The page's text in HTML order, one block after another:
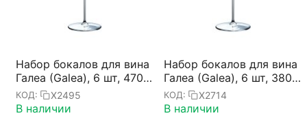
Набор бокалов для вина
Галеа (Galea), 6 шт, 470
мл, d=90 мм, h=230 мм,
Chef&Sommelier
КОД: X2495
В наличии
Набор бокалов для вина
Галеа (Galea), 6 шт, 380
мл, d=85 мм, h=220 мм,
Chef&Sommelier
КОД: X2714
В наличии